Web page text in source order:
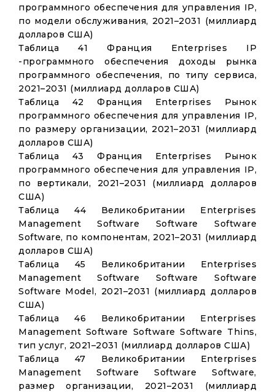
программного обеспечения для управления IP,
по модели обслуживания, 2021–2031 (миллиард
долларов США)
Таблица 41 Франция Enterprises IP
-программного обеспечения доходы рынка
программного обеспечения, по типу сервиса,
2021–2031 (миллиард долларов США)
Таблица 42 Франция Enterprises Рынок
программного обеспечения для управления IP,
по размеру организации, 2021–2031 (миллиард
долларов США)
Таблица 43 Франция Enterprises Рынок
программного обеспечения для управления IP,
по вертикали, 2021–2031 (миллиард долларов
США)
Таблица 44 Великобритании Enterprises
Management Software Software Software
Software, по компонентам, 2021–2031 (миллиард
долларов США)
Таблица 45 Великобритании Enterprises
Management Software Software Software
Software Model, 2021–2031 (миллиард долларов
США)
Таблица 46 Великобритании Enterprises
Management Software Software Software Thins,
тип услуг, 2021–2031 (миллиард долларов США)
Таблица 47 Великобритании Enterprises
Management Software Software Software,
размер организации, 2021–2031 (миллиард